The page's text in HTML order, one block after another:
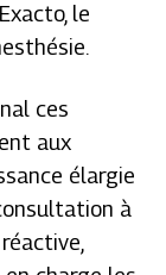
le
ces
aux
élargie
à